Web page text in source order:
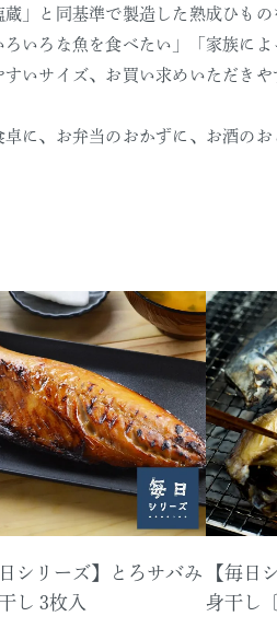
蔵」と同基準で製造した熟成ひも
ろいろな魚を食べたい」「家族に
すいサイズ、お買い求めいただき
卓に、お弁当のおかずに、お酒の
日シリーズ】とろサバみ
し 3枚入
【毎日
身干し